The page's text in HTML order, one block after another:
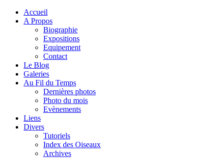
Accueil
A Propos
Biographie
Expositions
Equipement
Contact
Le Blog
Galeries
Au Fil du Temps
Dernières photos
Photo du mois
Evènements
Liens
Divers
Tutoriels
Index des Oiseaux
Archives